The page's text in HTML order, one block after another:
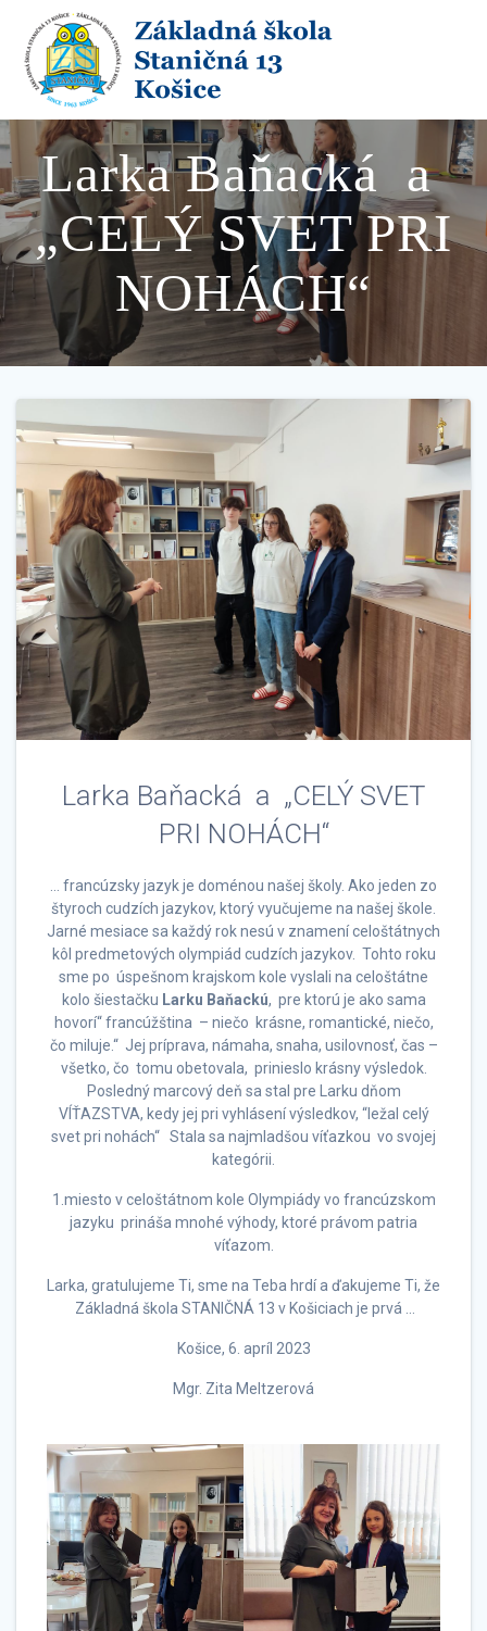
to
content
Larka Baňacká a
„CELÝ SVET PRI
NOHÁCH“
Larka Baňacká a „CELÝ SVET
PRI NOHÁCH“
… francúzsky jazyk je doménou našej školy. Ako jeden zo
štyroch cudzích jazykov, ktorý vyučujeme na našej škole.
Jarné mesiace sa každý rok nesú v znamení celoštátnych
kôl predmetových olympiád cudzích jazykov. Tohto roku
sme po úspešnom krajskom kole vyslali na celoštátne
kolo šiestačku Larku Baňackú, pre ktorú je ako sama
hovorí“ francúžština – niečo krásne, romantické, niečo,
čo miluje.“ Jej príprava, námaha, snaha, usilovnosť, čas –
všetko, čo tomu obetovala, prinieslo krásny výsledok.
Posledný marcový deň sa stal pre Larku dňom
VÍŤAZSTVA, kedy jej pri vyhlásení výsledkov, “ležal celý
svet pri nohách“ Stala sa najmladšou víťazkou vo svojej
kategórii.
1.miesto v celoštátnom kole Olympiády vo francúzskom
jazyku prináša mnohé výhody, ktoré právom patria
víťazom.
Larka, gratulujeme Ti, sme na Teba hrdí a ďakujeme Ti, že
Základná škola STANIČNÁ 13 v Košiciach je prvá …
Košice, 6. apríl 2023
Mgr. Zita Meltzerová